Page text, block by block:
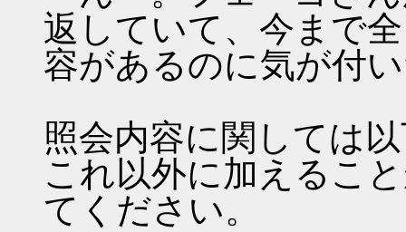
返していて、今まで
容があるのに気が付
照会内容に関しては
これ以外に加えるこ
てください。